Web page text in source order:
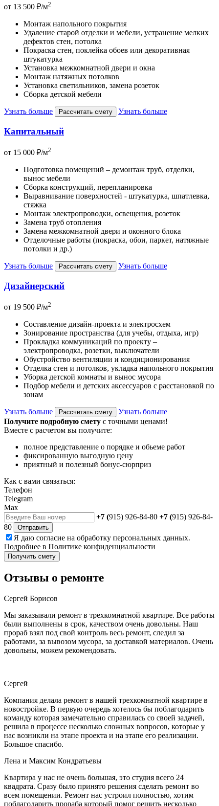
от 13 500 ₽/м2
Монтаж напольного покрытия
Удаление старой отделки и мебели, устранение мелких
дефектов стен, потолка
Покраска стен, поклейка обоев или декоративная
штукатурка
Установка межкомнатной двери и окна
Монтаж натяжных потолков
Установка светильников, замена розеток
Сборка детской мебели
Узнать больше Рассчитать смету Узнать больше
Капитальный
от 15 000 ₽/м2
Подготовка помещений – демонтаж труб, отделки,
вынос мебели
Сборка конструкций, перепланировка
Выравнивание поверхностей - штукатурка, шпатлевка,
стяжка
Монтаж электропроводки, освещения, розеток
Замена труб отопления
Замена межкомнатной двери и оконного блока
Отделочные работы (покраска, обои, паркет, натяжные
потолки и др.)
Узнать больше Рассчитать смету Узнать больше
Дизайнерский
от 19 500 ₽/м2
Составление дизайн-проекта и электросхем
Зонирование пространства (для учебы, отдыха, игр)
Прокладка коммуникаций по проекту –
электропроводка, розетки, выключатели
Обустройство вентиляции и кондиционирования
Отделка стен и потолков, укладка напольного покрытия
Уборка детской комнаты и вынос мусора
Подбор мебели и детских аксессуаров с расстановкой по
зонам
Узнать больше Рассчитать смету
Узнать больше
Получите подробную смету с точными ценами!
Вместе с расчетом вы получите:
полное представление о порядке и обьеме работ
фиксированную выгодную цену
приятный и полезный бонус-сюрприз
Как с вами связаться:
Телефон
Telegram
Max
+7 (915) 926-84-80 +7 (915) 926-84-
80
Отправить
Я даю согласие на обработку персональных данных.
Подробнее в Политике конфиденциальности
Получить смету
Отзывы о ремонте
Сергей Борисов
Мы заказывали ремонт в трехкомнатной квартире. Все работы
были выполнены в срок, качеством очень довольны. Наш
прораб взял под свой контроль весь ремонт, следил за
работами, за вывозом мусора, за доставкой материалов. Очень
довольны, можем рекомендовать.
Сергей
Компания делала ремонт в нашей трехкомнатной квартире в
новостройке. В первую очередь хотелось бы поблагодарить
команду которая замечательно справилась со своей задачей,
решила в процессе несколько сложных вопросов, которые у
нас возникли на этапе проекта и на этапе его реализации.
Большое спасибо.
Лена и Максим Кондратьевы
Квартира у нас не очень большая, это студия всего 24
квадрата. Сразу было принято решения сделать ремонт во
всем помещении. Ремонт нас устроил полностью, хотим
поблагодарить прораба который помог решить несколько